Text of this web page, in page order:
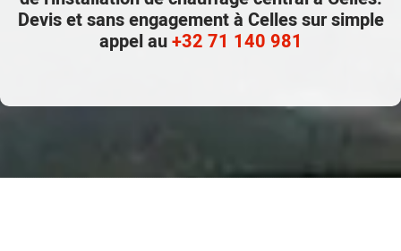
Devis et sans engagement à Celles sur simple
appel au+32 71 140 981